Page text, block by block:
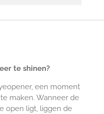
te shinen?
een moment
maken. Wanneer de
open ligt, liggen de